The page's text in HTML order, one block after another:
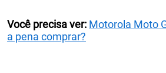
Você precisa ver: Motorola Moto
a pena comprar?